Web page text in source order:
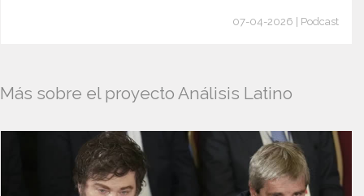
07-04-2026 | Podcast
Más sobre el proyecto Análisis Latino